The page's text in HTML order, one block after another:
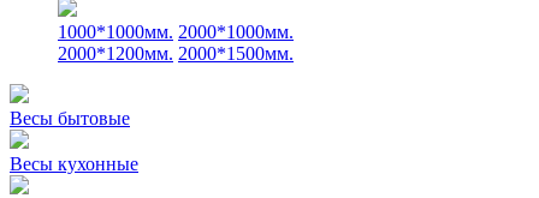
1000*1000мм. 2000*1000мм.
2000*1200мм. 2000*1500мм.
Весы бытовые
Весы кухонные